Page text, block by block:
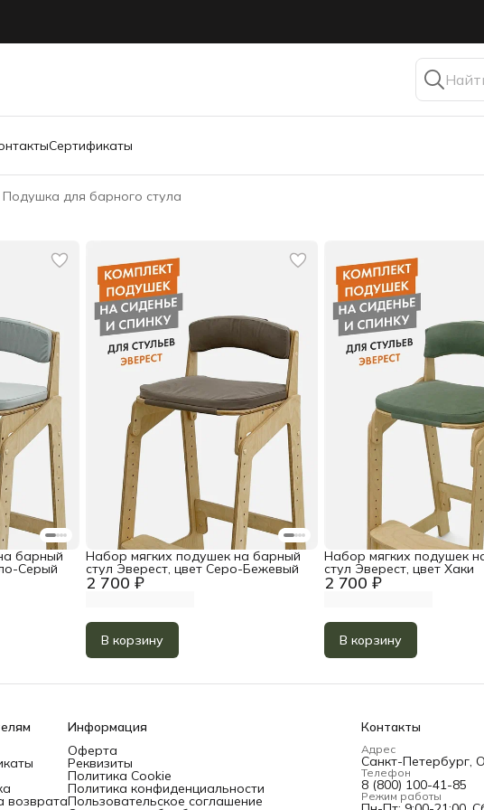
Сертификаты
Подушка для барного стула
барный
Серый
2 700 ₽
Набор мягких подушек на барный
стул Эверест, цвет Серо-Бежевый
В корзину
2 700 ₽
Набор мягких подушек
стул Эверест, цвет Хаки
В корзину
возврата
Информация
Оферта
Реквизиты
Политика Cookie
Политика конфиденциальности
Пользовательское соглашение
Контакты
Адрес
Санкт-Петербург,
Телефон
8 (800) 100-41-85
Режим работы